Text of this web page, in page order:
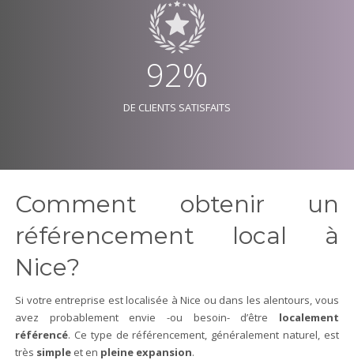
92%
DE CLIENTS SATISFAITS
Comment obtenir un
référencement local à
Nice?
Si votre entreprise est localisée à Nice ou dans les alentours, vous
avez probablement envie -ou besoin- d’être localement
référencé. Ce type de référencement, généralement naturel, est
très simple et en pleine expansion.